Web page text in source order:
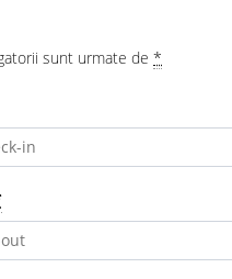
sunt urmate de *